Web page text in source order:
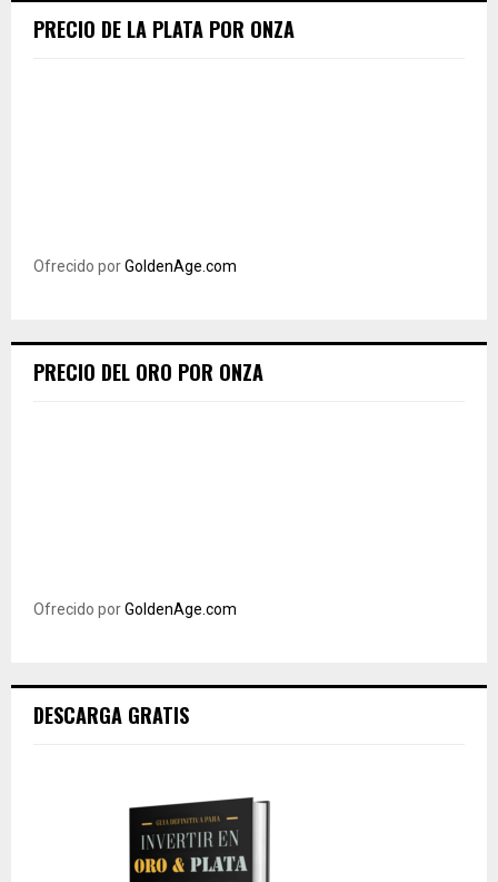
PRECIO DE LA PLATA POR ONZA
Ofrecido porGoldenAge.com
PRECIO DEL ORO POR ONZA
Ofrecido porGoldenAge.com
DESCARGA GRATIS